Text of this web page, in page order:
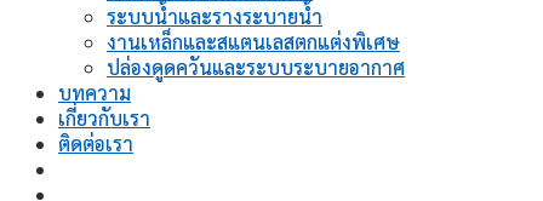
ระบบน้ำและรางระบายน้ำ
งานเหล็กและสแตนเลสตกแต่งพิเศษ
ปล่องดูดควันและระบบระบายอากาศ
บทความ
เกี่ยวกับเรา
ติดต่อเรา